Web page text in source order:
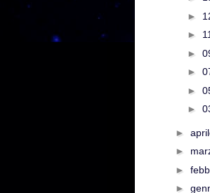
►
►
►
►
►
►
►
►
►
►